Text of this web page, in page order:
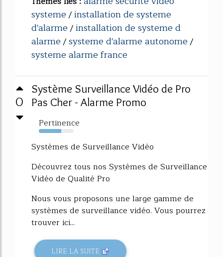
systeme/installation de systeme
d'alarme/installation de systeme d
alarme/systeme d'alarme autonome/
systeme alarme france
0
Système Surveillance Vidéo de Pro
Pas Cher - Alarme Promo
Pertinence
64%
Systèmes de Surveillance Vidéo
Découvrez tous nos Systèmes de Surveillance
Vidéo de Qualité Pro
Nous vous proposons une large gamme de
systèmes de surveillance vidéo. Vous pourrez
trouver ici...
LIRE LA SUITE